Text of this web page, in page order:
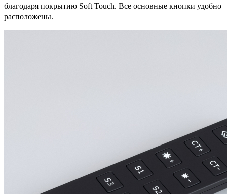
благодаря покрытию Soft Touch. Все основные кнопки удобно
расположены.